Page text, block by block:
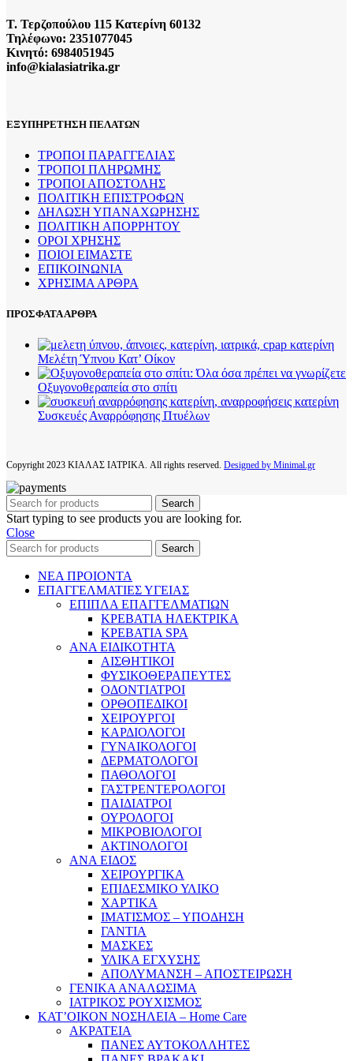
παραλλαγές.
Οι
επιλογές
μπορούν
να
του
Τ. Τερζοπούλου 115 Κατερίνη 60132
Τηλέφωνο: 2351077045
Κινητό: 6984051945
info@kialasiatrika.gr
ΕΞΥΠΗΡΕΤΗΣΗ ΠΕΛΑΤΩΝ
ΤΡΟΠΟΙ ΠΑΡΑΓΓΕΛΙΑΣ
ΤΡΟΠΟΙ ΠΛΗΡΩΜΗΣ
ΤΡΟΠΟΙ ΑΠΟΣΤΟΛΗΣ
ΠΟΛΙΤΙΚΗ ΕΠΙΣΤΡΟΦΩΝ
ΔΗΛΩΣΗ ΥΠΑΝΑΧΩΡΗΣΗΣ
ΠΟΛΙΤΙΚΗ ΑΠΟΡΡΗΤΟΥ
ΟΡΟΙ ΧΡΗΣΗΣ
ΠΟΙΟΙ ΕΙΜΑΣΤΕ
ΕΠΙΚΟΙΝΩΝΙΑ
ΧΡΗΣΙΜΑ ΑΡΘΡΑ
ΠΡΟΣΦΑΤΑ ΑΡΘΡΑ
Μελέτη Ύπνου Κατ’ Οίκον
Οξυγονοθεραπεία στο σπίτι
Συσκευές Αναρρόφησης Πτυέλων
Copyright2023 ΚΙΑΛΑΣ ΙΑΤΡΙΚΑ. All rights reserved. Designed by Minimal.gr
Search
Start typing to see products you are looking for.
Close
Search
ΝΕΑ ΠΡΟΙΟΝΤΑ
ΕΠΑΓΓΕΛΜΑΤΙΕΣ ΥΓΕΙΑΣ
ΕΠΙΠΛΑ ΕΠΑΓΓΕΛΜΑΤΙΩΝ
ΚΡΕΒΑΤΙΑ ΗΛΕΚΤΡΙΚΑ
ΚΡΕΒΑΤΙΑ SPA
ΑΝΑ ΕΙΔΙΚΟΤΗΤΑ
ΑΙΣΘΗΤΙΚΟΙ
ΦΥΣΙΚΟΘΕΡΑΠΕΥΤΕΣ
ΟΔΟΝΤΙΑΤΡΟΙ
ΟΡΘΟΠΕΔΙΚΟΙ
ΧΕΙΡΟΥΡΓΟΙ
ΚΑΡΔΙΟΛΟΓΟΙ
ΓΥΝΑΙΚΟΛΟΓΟΙ
ΔΕΡΜΑΤΟΛΟΓΟΙ
ΠΑΘΟΛΟΓΟΙ
ΓΑΣΤΡΕΝΤΕΡΟΛΟΓΟΙ
ΠΑΙΔΙΑΤΡΟΙ
ΟΥΡΟΛΟΓΟΙ
ΜΙΚΡΟΒΙΟΛΟΓΟΙ
ΑΚΤΙΝΟΛΟΓΟΙ
ΑΝΑ ΕΙΔΟΣ
ΧΕΙΡΟΥΡΓΙΚΑ
ΕΠΙΔΕΣΜΙΚΟ ΥΛΙΚΟ
ΧΑΡΤΙΚΑ
ΙΜΑΤΙΣΜΟΣ – ΥΠΟΔΗΣΗ
ΓΑΝΤΙΑ
ΜΑΣΚΕΣ
ΥΛΙΚΑ ΕΓΧΥΣΗΣ
ΑΠΟΛΥΜΑΝΣΗ – ΑΠΟΣΤΕΙΡΩΣΗ
ΓΕΝΙΚΑ ΑΝΑΛΩΣΙΜΑ
ΙΑΤΡΙΚΟΣ ΡΟΥΧΙΣΜΟΣ
ΚΑΤ’ΟΙΚΟΝ ΝΟΣΗΛΕΙΑ – Home Care
ΑΚΡΑΤΕΙΑ
ΠΑΝΕΣ ΑΥΤΟΚΟΛΛΗΤΕΣ